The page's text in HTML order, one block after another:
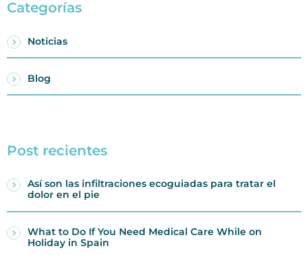
Categorías
Noticias
Blog
Post recientes
Así son las infiltraciones ecoguiadas para tratar el
dolor en el pie
What to Do If You Need Medical Care While on
Holiday in Spain